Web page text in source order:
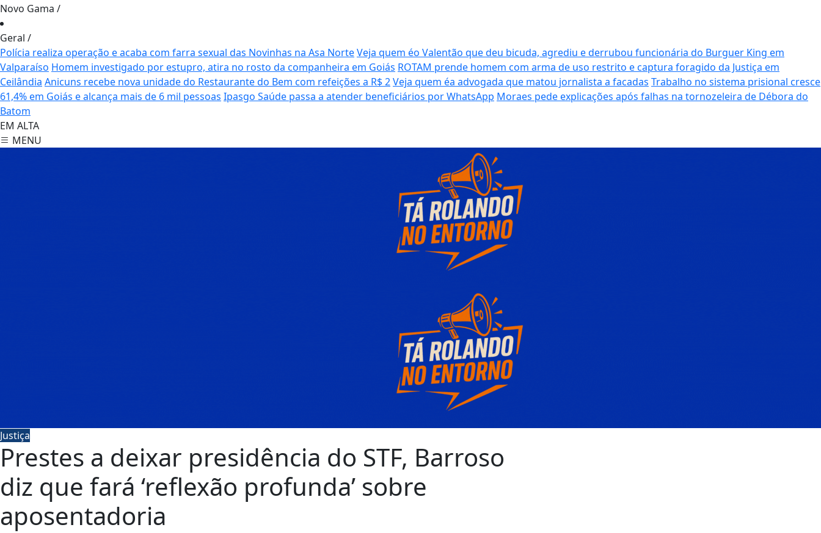
Novo Gama /
Geral /
Polícia realiza operação e acaba com farra sexual das Novinhas na Asa NorteVeja quem éo Valentão que deu bicuda, agrediu e derrubou funcionária do Burguer King em
Valparaíso Homem investigado por estupro, atira no rosto da companheira em Goiás ROTAM prende homem com arma de uso restrito e captura foragido da Justiça em
Ceilândia Anicuns recebe nova unidade do Restaurante do Bem com refeições a R$ 2Veja quem éa advogada que matou jornalista a facadas Trabalho no sistema prisional cresce
61,4% em Goiás e alcança mais de 6 mil pessoas Ipasgo Saúde passa a atender beneficiários por WhatsApp Moraes pede explicações após falhas na tornozeleira de Débora do
Batom
EM ALTA
MENU
Justiça
Prestes a deixar presidência do STF, Barroso
diz que fará ‘reflexão profunda’ sobre
aposentadoria